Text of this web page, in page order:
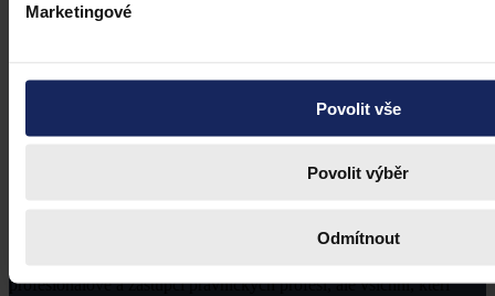
Marketingové
Povolit vše
Povolit výběr
Odmítnout
profesionálové a zástupci právnických profesí, ale všichni, kteří